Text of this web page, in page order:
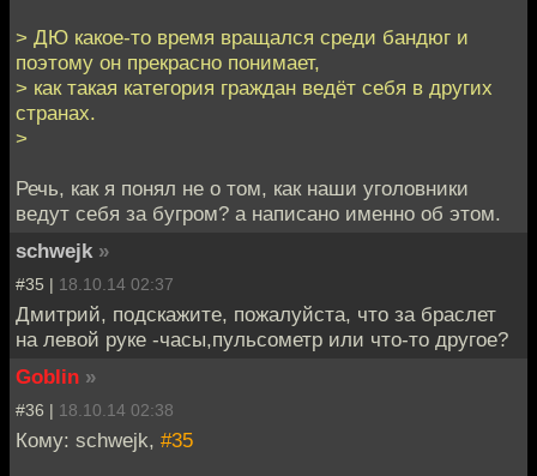
> ДЮ какое-то время вращался среди бандюг и
поэтому он прекрасно понимает,
> как такая категория граждан ведёт себя в других
странах.
>
Речь, как я понял не о том, как наши уголовники
ведут себя за бугром? а написано именно об этом.
schwejk »
#35 | 18.10.14 02:37
Дмитрий, подскажите, пожалуйста, что за браслет
на левой руке -часы,пульсометр или что-то другое?
Goblin »
#36 | 18.10.14 02:38
Кому: schwejk, #35